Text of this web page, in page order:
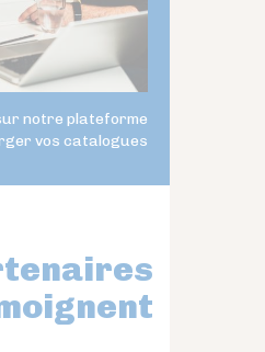
notre plateforme
vos catalogues